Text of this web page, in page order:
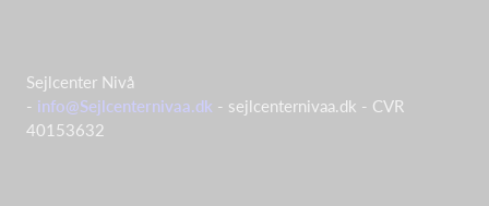
Sejlcenter Nivå
- info@Sejlcenternivaa.dk - sejlcenternivaa.dk - CVR
40153632